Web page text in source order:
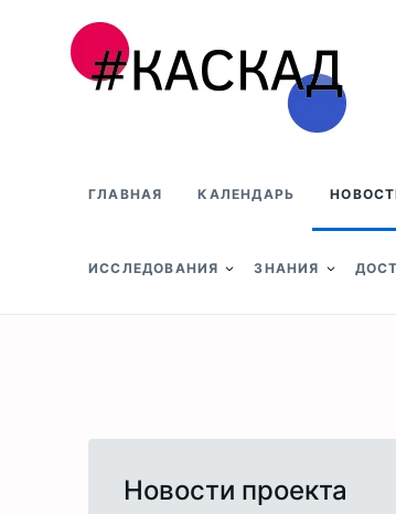
ГЛАВНАЯ КАЛЕНДАРЬ
ИССЛЕДОВАНИЯ ЗНАНИЯ
Новости проекта